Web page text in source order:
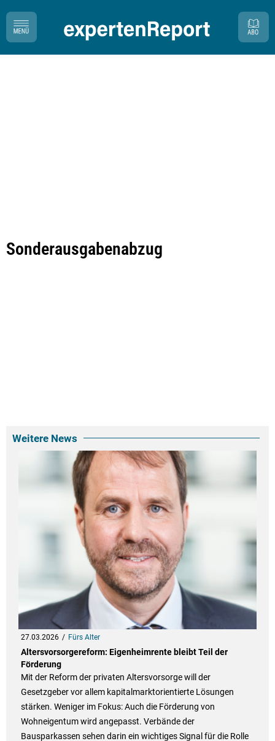
Sonderausgabenabzug
Weitere News
27.03.2026 Fürs Alter
Altersvorsorgereform: Eigenheimrente bleibt Teil der
Förderung
Mit der Reform der privaten Altersvorsorge will der
Gesetzgeber vor allem kapitalmarktorientierte Lösungen
stärken. Weniger im Fokus: Auch die Förderung von
Wohneigentum wird angepasst. Verbände der
Bausparkassen sehen darin ein wichtiges Signal für die Rolle